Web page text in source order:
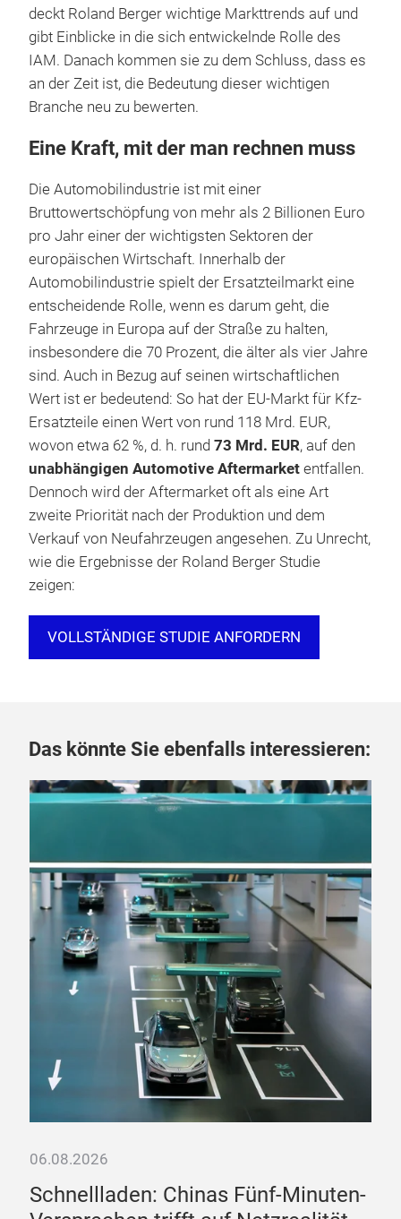
deckt Roland Berger wichtige Markttrends auf und
gibt Einblicke in die sich entwickelnde Rolle des
IAM. Danach kommen sie zu dem Schluss, dass es
an der Zeit ist, die Bedeutung dieser wichtigen
Branche neu zu bewerten.
Eine Kraft, mit der man rechnen muss
Die Automobilindustrie ist mit einer
Bruttowertschöpfung von mehr als 2 Billionen Euro
pro Jahr einer der wichtigsten Sektoren der
europäischen Wirtschaft. Innerhalb der
Automobilindustrie spielt der Ersatzteilmarkt eine
entscheidende Rolle, wenn es darum geht, die
Fahrzeuge in Europa auf der Straße zu halten,
insbesondere die 70 Prozent, die älter als vier Jahre
sind. Auch in Bezug auf seinen wirtschaftlichen
Wert ist er bedeutend: So hat der EU-Markt für Kfz-
Ersatzteile einen Wert von rund 118 Mrd. EUR,
wovon etwa 62 %, d. h. rund 73 Mrd. EUR, auf den
unabhängigen Automotive Aftermarket entfallen.
Dennoch wird der Aftermarket oft als eine Art
zweite Priorität nach der Produktion und dem
Verkauf von Neufahrzeugen angesehen. Zu Unrecht,
wie die Ergebnisse der Roland Berger Studie
zeigen:
VOLLSTÄNDIGE STUDIE ANFORDERN
Das könnte Sie ebenfalls interessieren:
06.08.2026
Schnellladen: Chinas Fünf-Minuten-